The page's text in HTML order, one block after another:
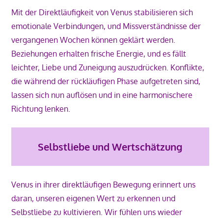
Mit der Direktläufigkeit von Venus stabilisieren sich
emotionale Verbindungen, und Missverständnisse der
vergangenen Wochen können geklärt werden.
Beziehungen erhalten frische Energie, und es fällt
leichter, Liebe und Zuneigung auszudrücken. Konflikte,
die während der rückläufigen Phase aufgetreten sind,
lassen sich nun auflösen und in eine harmonischere
Richtung lenken.
Selbstliebe und Wertschätzung
Venus in ihrer direktläufigen Bewegung erinnert uns
daran, unseren eigenen Wert zu erkennen und
Selbstliebe zu kultivieren. Wir fühlen uns wieder